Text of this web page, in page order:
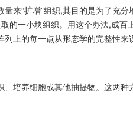
来“扩增”组织,其目的是为了充
的一小块组织。用这个办法,成百
上的每一点从形态学的完整性
培养细胞或其他抽提物。这两